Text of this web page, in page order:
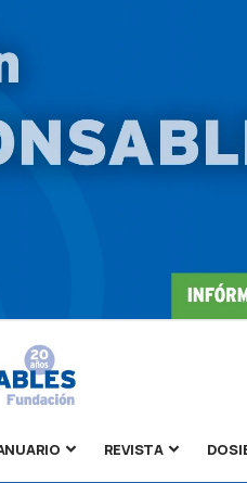
REVISTA